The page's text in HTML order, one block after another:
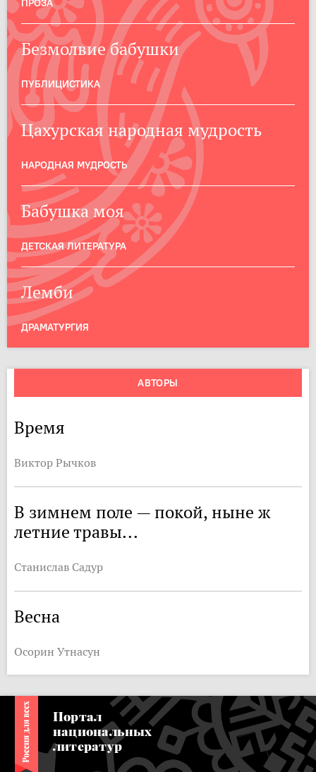
ПРОЗА
Безмолвие бабушки
ПУБЛИЦИСТИКА
Цахурская народная мудрость
НАРОДНАЯ МУДРОСТЬ
Бабушка моя
ДЕТСКАЯ ЛИТЕРАТУРА
Лемби
ДРАМАТУРГИЯ
АВТОРЫ
Время
Виктор Рычков
В зимнем поле — покой, ныне ж
летние травы...
Станислав Садур
Весна
Осорин Утнасун
Портал
национальных
литератур